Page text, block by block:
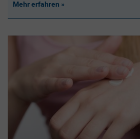
Mehr erfahren